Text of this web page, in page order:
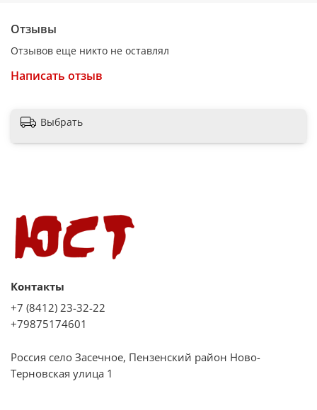
Размеры (ШхГхВ) - 23х30х33 см
Вес - 2.7 кг
Отзывы
Отзывов еще никто не оставлял
Написать отзыв
Выбрать
Контакты
+7 (8412) 23-32-22
+79875174601
Россия село Засечное, Пензенский район Ново-
Терновская улица 1